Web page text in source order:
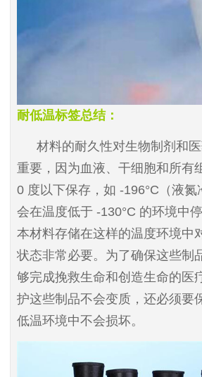
耐低温标签总结：
材料的耐久性对生物制剂和
重要，因为血液、干细胞和所有
0 度以下保存，如 -196°C （液
会在温度低于 -130°C 的环境中
本材料存储在这样的温度环境中
状态非常必要。为了确保这些制
够完成挽救生命和创造生命的医
护这些制品不会变质，还必须要
低温环境中不会损坏。